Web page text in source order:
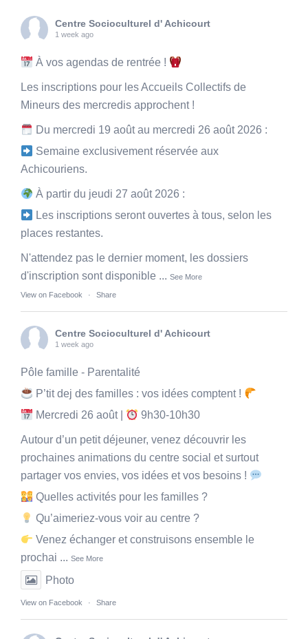
Centre Socioculturel d' Achicourt
1 week ago
À vos agendas de rentrée !
Les inscriptions pour les Accueils Collectifs de
Mineurs des mercredis approchent !
Du mercredi 19 août au mercredi 26 août 2026 :
Semaine exclusivement réservée aux
Achicouriens.
À partir du jeudi 27 août 2026 :
Les inscriptions seront ouvertes à tous, selon les
places restantes.
N'attendez pas le dernier moment, les dossiers
d'inscription sont disponible ... See More
View on Facebook · Share
Centre Socioculturel d' Achicourt
1 week ago
Pôle famille - Parentalité
P’tit dej des familles : vos idées comptent !
Mercredi 26 août |
9h30-10h30
Autour d’un petit déjeuner, venez découvrir les
prochaines animations du centre social et surtout
partager vos envies, vos idées et vos besoins !
Quelles activités pour les familles ?
Qu’aimeriez-vous voir au centre ?
Venez échanger et construisons ensemble le
prochai ... See More
Photo
View on Facebook · Share